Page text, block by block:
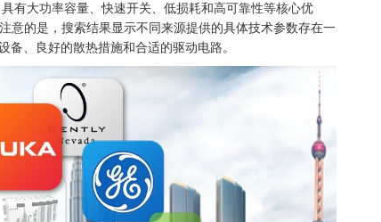
有大功率容量、快速开关、低损耗和高可靠性等核心优
意的是，搜索结果显示不同来源提供的具体技术参数存在一
、良好的散热措施和合适的驱动电路。